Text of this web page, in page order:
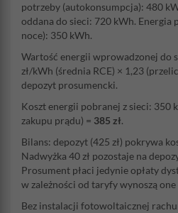
potrzeby (autokonsumpcja): 480
oddana do sieci: 720 kWh. Energia
noce): 350 kWh.
Wartość energii wprowadzonej do
zł/kWh (średnia RCE) × 1,23
depozyt prosumencki.
Koszt energii pobranej z sieci: 350
zakupu prądu) = 385 zł.
Bilans: depozyt (425 zł) pokrywa
Nadwyżka 40 zł pozostaje na
Prosument płaci jedynie opłaty
w zależności od taryfy wynoszą one
Bez instalacji fotowoltaicznej